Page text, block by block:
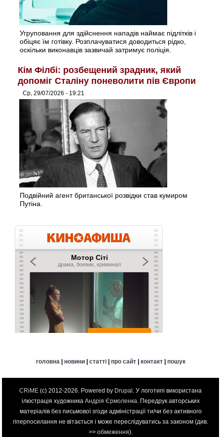
Угруповання для здійснення нападів наймає підлітків і
обіцяє їм готівку. Розплачуватися доводиться рідко,
оскільки виконавців зазвичай затримує поліція.
Кім Філбі: розбещений зрадник, який
допоміг Сталіну поневолити пів Європи
Ср, 29/07/2026 - 19:21
Подвійний агент британської розвідки став кумиром
Путіна.
головна | новини| статті| про сайт| контакт| пошук
CRiME (c) 2012-2026. Powered by Drupal . У логотипі використана
ілюстрація художника Андрія Єрмоленка . Передрук авторських
матеріалів без письмової згоди адміністрації ти/чи без активного
гіперпосилання не вітається і може переслідуватись за законом (див.
>> обмеження).